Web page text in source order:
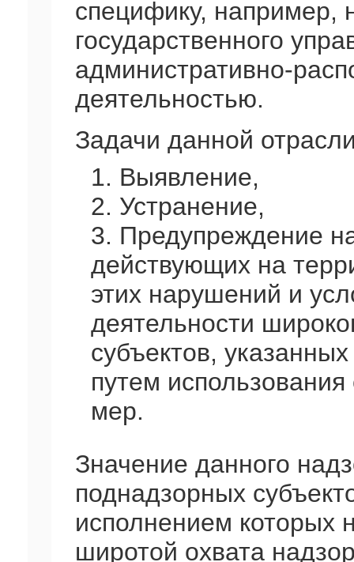
специфику, например,
государственного
административно-
деятельностью.
Задачи данной
1. Выявление,
2. Устранение,
3. Предупреждение
действующих на
этих нарушений и
деятельности
субъектов,
путем
мер.
Значение данного
поднадзорных
исполнением которых
широтой охвата